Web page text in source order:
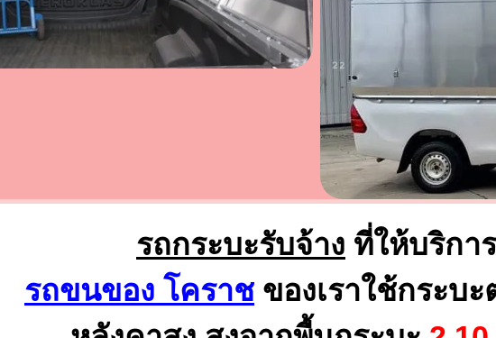
รถกระบะรับจ้าง ที่ให้บริการ
รถขนของ โคราช ของเราใช้กระบ